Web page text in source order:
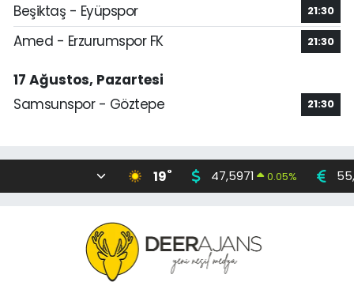
Beşiktaş - Eyüpspor 21:30
Amed - Erzurumspor FK 21:30
17 Ağustos, Pazartesi
Samsunspor - Göztepe
21:30
19° 47,5971 0.05%